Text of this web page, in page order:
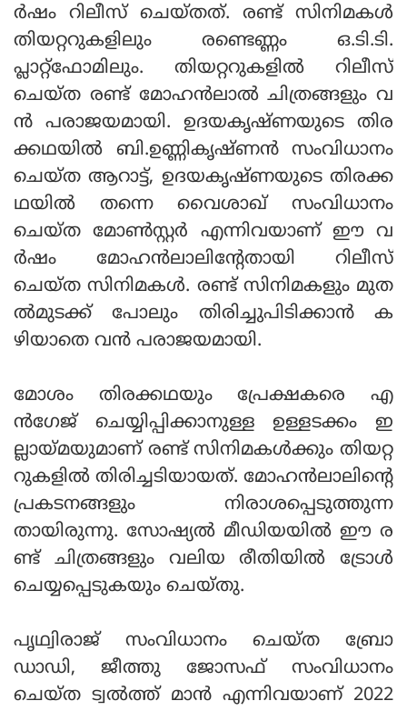
ര്‍ഷം റിലീസ് ചെയ്തത്. രണ്ട് സിനിമകള്‍
തിയറ്ററുകളിലും രണ്ടെണ്ണം ഒ.ടി.ടി.
പ്ലാറ്റ്‌ഫോമിലും. തിയറ്ററുകളില്‍ റിലീസ്
ചെയ്ത രണ്ട് മോഹന്‍ലാല്‍ ചിത്രങ്ങളും വ
ന്‍ പരാജയമായി. ഉദയകൃഷ്ണയുടെ തിര
ക്കഥയില്‍ ബി.ഉണ്ണികൃഷ്ണന്‍ സംവിധാനം
ചെയ്ത ആറാട്ട്, ഉദയകൃഷ്ണയുടെ തിരക്ക
ഥയില്‍ തന്നെ വൈശാഖ് സംവിധാനം
ചെയ്ത മോണ്‍സ്റ്റര്‍ എന്നിവയാണ് ഈ വ
ര്‍ഷം മോഹന്‍ലാലിന്റേതായി റിലീസ്
ചെയ്ത സിനിമകള്‍. രണ്ട് സിനിമകളും മുത
ല്‍മുടക്ക് പോലും തിരിച്ചുപിടിക്കാന്‍ ക
ഴിയാതെ വന്‍ പരാജയമായി.
മോശം തിരക്കഥയും പ്രേക്ഷകരെ എ
ന്‍ഗേജ് ചെയ്യിപ്പിക്കാനുള്ള ഉള്ളടക്കം ഇ
ല്ലായ്മയുമാണ് രണ്ട് സിനിമകള്‍ക്കും തിയറ്റ
റുകളില്‍ തിരിച്ചടിയായത്. മോഹന്‍ലാലിന്റെ
പ്രകടനങ്ങളും നിരാശപ്പെടുത്തുന്ന
തായിരുന്നു. സോഷ്യല്‍ മീഡിയയില്‍ ഈ ര
ണ്ട് ചിത്രങ്ങളും വലിയ രീതിയില്‍ ട്രോള്‍
ചെയ്യപ്പെടുകയും ചെയ്തു.
പൃഥ്വിരാജ് സംവിധാനം ചെയ്ത ബ്രോ
ഡാഡി, ജീത്തു ജോസഫ് സംവിധാനം
ചെയ്ത ട്വല്‍ത്ത് മാന്‍ എന്നിവയാണ് 2022